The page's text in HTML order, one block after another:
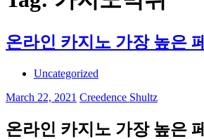
온라인 카지노 가장 높은
Uncategorized
March 22, 2021 Creedence Shultz
온라인 카지노 가장 높은